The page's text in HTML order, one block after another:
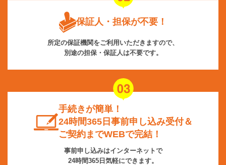
保証人・担保が不要！
所定の保証機関をご利用いただきますので、
別途の担保・保証人は不要です。
手続きが簡単！
24時間365日事前申し込み受付＆
ご契約までWEBで完結！
事前申し込みはインターネットで
24時間365日気軽にできます。